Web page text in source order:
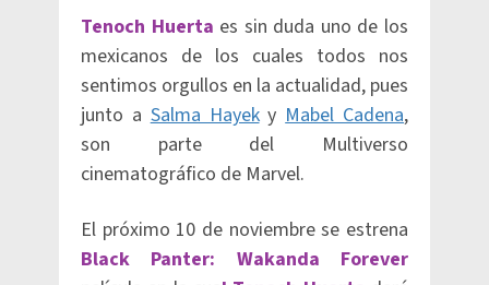
Tenoch Huerta es sin duda uno de los
mexicanos de los cuales todos nos
sentimos orgullos en la actualidad, pues
junto aSalma HayekyMabel Cadena,
son parte del Multiverso
cinematográfico de Marvel.
El próximo 10 de noviembre se estrena
Black Panter: Wakanda Forever